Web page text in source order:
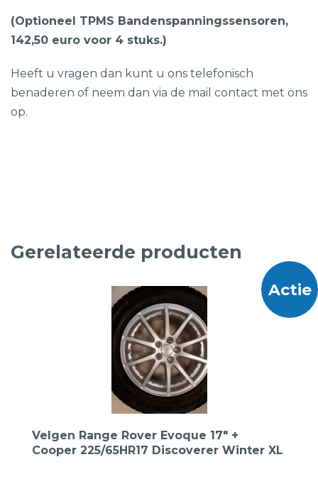
(Optioneel TPMS Bandenspanningssensoren,
142,50 euro voor 4 stuks.)
Heeft u vragen dan kunt u ons telefonisch
benaderen of neem dan via de mail contact met ons
op.
Gerelateerde producten
Actie
Velgen Range Rover Evoque 17″ +
Cooper 225/65HR17 Discoverer Winter XL